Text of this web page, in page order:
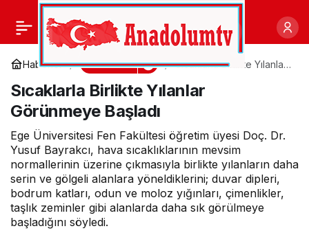
Haberler Gündem
Sıcaklarla Birlikte Yılanlar
Sıcaklarla Birlikte Yılanlar
Görünmeye Başladı
Ege Üniversitesi Fen Fakültesi öğretim üyesi Doç. Dr.
Yusuf Bayrakcı, hava sıcaklıklarının mevsim
normallerinin üzerine çıkmasıyla birlikte yılanların daha
serin ve gölgeli alanlara yöneldiklerini; duvar dipleri,
bodrum katları, odun ve moloz yığınları, çimenlikler,
taşlık zeminler gibi alanlarda daha sık görülmeye
başladığını söyledi.
Gençlik Meclisi’nden
Başkan Topaloğlu’na
ziyaret
Paylaş